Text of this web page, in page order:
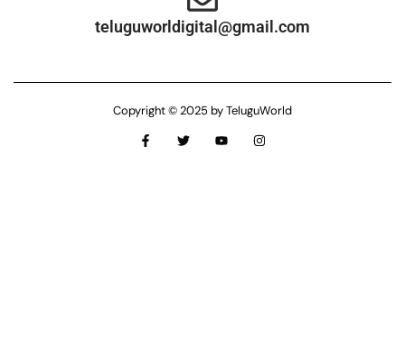
teluguworldigital@gmail.com
Copyright © 2025 by TeluguWorld